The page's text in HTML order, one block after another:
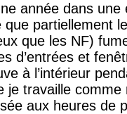
année dans
partiellement
que les NF)
d’entrées et
à l’intérieur
je travaille comme
aux heures de